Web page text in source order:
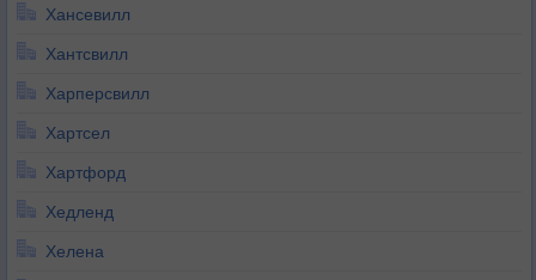
Хансевилл
Хантсвилл
Харперсвилл
Хартсел
Хартфорд
Хедленд
Хелена